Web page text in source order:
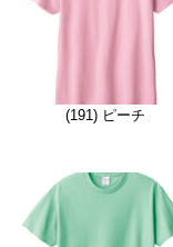
(191) ピーチ